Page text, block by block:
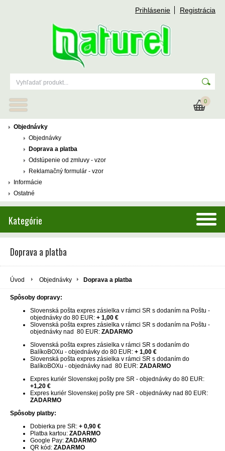
Prihlásenie Registrácia
0
Objednávky
Objednávky
Doprava a platba
Odstúpenie od zmluvy - vzor
Reklamačný formulár - vzor
Informácie
Ostatné
Kategórie
Doprava a platba
Úvod Objednávky Doprava a platba
Spôsoby dopravy:
Slovenská pošta expres zásielka v rámci SR s dodaním na Poštu -
objednávky do 80 EUR: + 1,00 €
Slovenská pošta expres zásielka v rámci SR s dodaním na Poštu -
objednávky nad 80 EUR: ZADARMO
Slovenská pošta expres zásielka v rámci SR s dodaním do
BalíkoBOXu - objednávky do 80 EUR: + 1,00 €
Slovenská pošta expres zásielka v rámci SR s dodaním do
BalíkoBOXu - objednávky nad 80 EUR: ZADARMO
Expres kuriér Slovenskej pošty pre SR - objednávky do 80 EUR:
+1,20 €
Expres kuriér Slovenskej pošty pre SR - objednávky nad 80 EUR:
ZADARMO
Spôsoby platby:
Dobierka pre SR: + 0,90 €
Platba kartou: ZADARMO
Google Pay: ZADARMO
QR kód: ZADARMO